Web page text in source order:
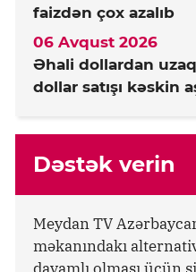
faizdən çox azalıb
Əhali dollardan
dollar satışı kəskin
06 Avqust 2026
Dəstək verin
Meydan TV
məkanındakı